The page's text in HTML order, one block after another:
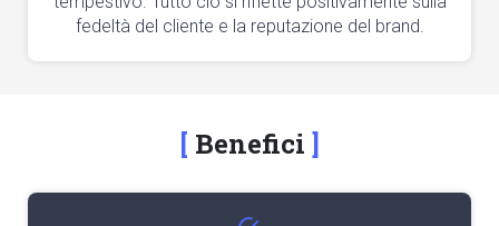
fedeltà del cliente e la reputazione del brand.
Benefici